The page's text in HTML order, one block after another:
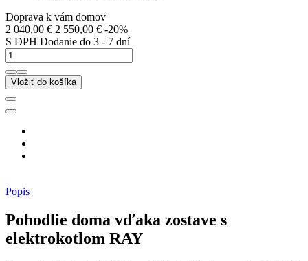
Doprava k vám domov
2 040,00 € 2 550,00 € -20%
S DPH Dodanie do 3 - 7 dní
Vložiť do košíka
Popis
Pohodlie doma vďaka zostave s
elektrokotlom RAY